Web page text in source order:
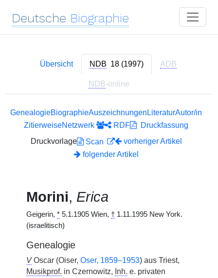
Deutsche Biographie
Übersicht NDB 18 (1997) ADB
NDB-online
GenealogieBiographieAuszeichnungen LiteraturAutor/in
ZitierweiseNetzwerk RDF
Druckfassung
Druckvorlage
Scan
vorheriger Artikel
folgender Artikel
Morini, Erica
Geigerin, * 5.1.1905 Wien, † 1.11.1995 New York.
(israelitisch)
Genealogie
VOscar (Oiser, Oser, 1859–1953) aus Triest,
Musikprof. in Czernowitz, Inh. e. privaten